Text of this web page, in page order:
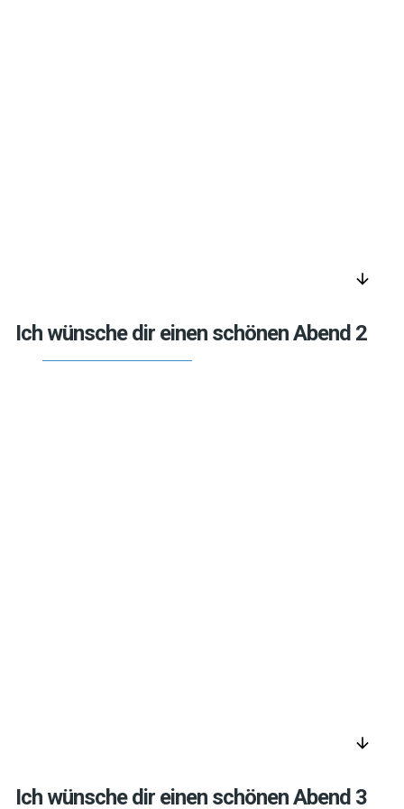
arrow_downward
Ich wünsche dir einen schönen Abend 2
arrow_downward
Ich wünsche dir einen schönen Abend 3